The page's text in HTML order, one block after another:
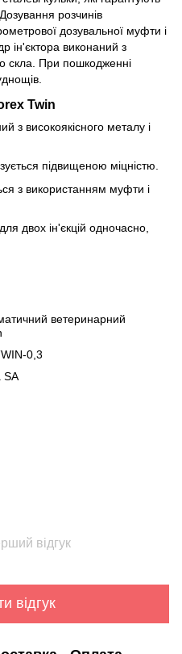
розчинів
дозувальної муфти і
ін'єктора виконаний з
скла. При пошкодженні
Twin
з високоякісного металу і
підвищеною міцністю.
з використанням муфти і
двох ін'єкцій одночасно,
ветеринарний
0,3
SA
відгук
відгук